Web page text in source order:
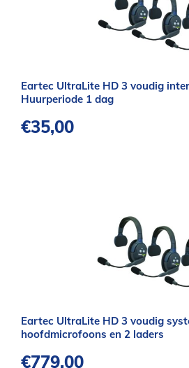
Eartec UltraLite HD 3 voudig
Huurperiode 1 dag
€35,00
Eartec UltraLite HD 3 voudig
hoofdmicrofoons en 2 laders
€779,00